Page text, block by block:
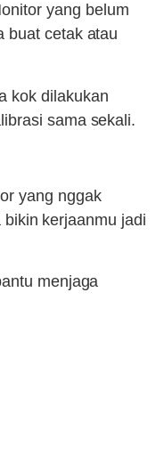
yang belum
buat cetak atau
kok dilakukan
sama sekali.
yang nggak
kerjaanmu jadi
menjaga